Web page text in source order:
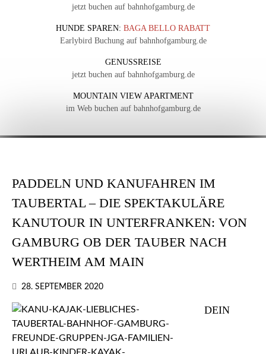
jetzt buchen auf bahnhofgamburg.de
HUNDE SPAREN: BAGA BELLO RABATT
Earlybird Buchung auf bahnhofgamburg.de
GENUSSREISE
jetzt buchen auf bahnhofgamburg.de
MOUNTAIN VIEW APARTMENT
im Web buchen auf bahnhofgamburg.de
PADDELN UND KANUFAHREN IM
TAUBERTAL – DIE SPEKTAKULÄRE
KANUTOUR IN UNTERFRANKEN: VON
GAMBURG OB DER TAUBER NACH
WERTHEIM AM MAIN
28. SEPTEMBER 2020
DEIN